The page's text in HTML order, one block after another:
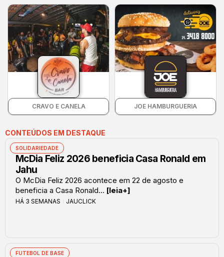
CRAVO E CANELA JOE HAMBURGUERIA
CONTEÚDOS EM DESTAQUE
SOLIDARIEDADE
McDia Feliz 2026 beneficia Casa Ronald em
Jahu
O McDia Feliz 2026 acontece em 22 de agosto e
beneficia a Casa Ronald... [leia+]
HÁ 3 SEMANAS JAUCLICK
FUTEBOL DE BASE